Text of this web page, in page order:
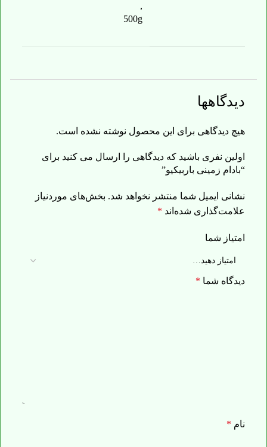
,
500g
دیدگاهها
هیچ دیدگاهی برای این محصول نوشته نشده است.
اولین نفری باشید که دیدگاهی را ارسال می کنید برای
“بادام زمینی باربیکیو”
نشانی ایمیل شما منتشر نخواهد شد. بخش‌های موردنیاز
علامت‌گذاری شده‌اند *
امتیاز شما
دیدگاه شما *
نام *